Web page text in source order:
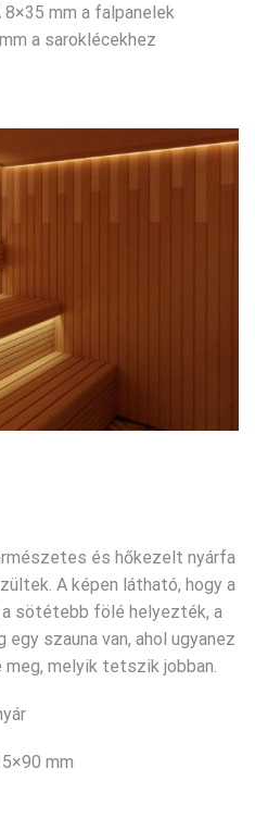
8×35 mm a falpanelek
a saroklécekhez
és hőkezelt nyárfa
A képen látható, hogy a
sötétebb fölé helyezték, a
szauna van, ahol ugyanez
melyik tetszik jobban.
mm